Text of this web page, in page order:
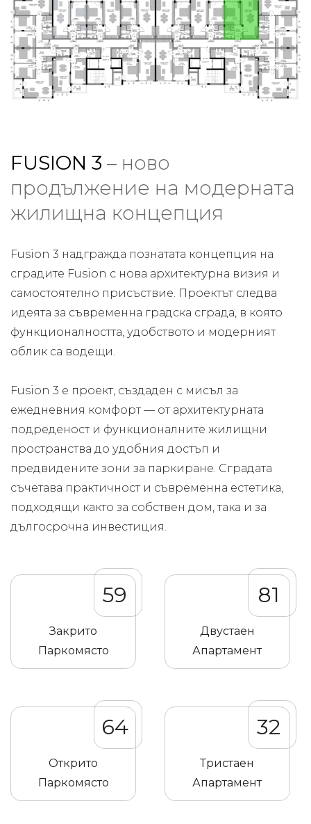
FUSION 3 – ново
продължение на модерната
жилищна концепция
Fusion 3 надгражда познатата концепция на
сградите Fusion с нова архитектурна визия и
самостоятелно присъствие. Проектът следва
идеята за съвременна градска сграда, в която
функционалността, удобството и модерният
облик са водещи.
Fusion 3 е проект, създаден с мисъл за
ежедневния комфорт — от архитектурната
подреденост и функционалните жилищни
пространства до удобния достъп и
предвидените зони за паркиране. Сградата
съчетава практичност и съвременна естетика,
подходящи както за собствен дом, така и за
дългосрочна инвестиция.
59
Закрито
Паркомясто
81
Двустаен
Апартамент
64
Открито
Паркомясто
32
Тристаен
Апартамент